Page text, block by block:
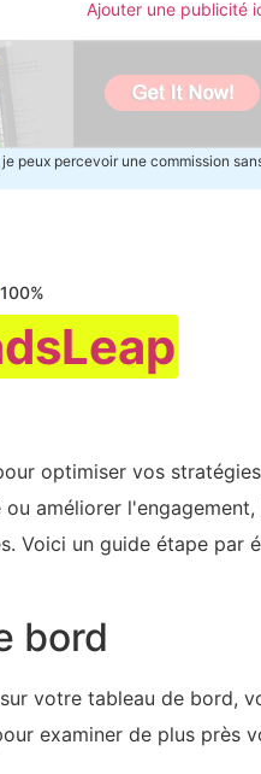
Ajouter une publicité
peux percevoir une commission
100%
optimiser vos
améliorer l'engagement,
‍Voici un guide étape par
bord
votre tableau de bord,
examiner de plus près